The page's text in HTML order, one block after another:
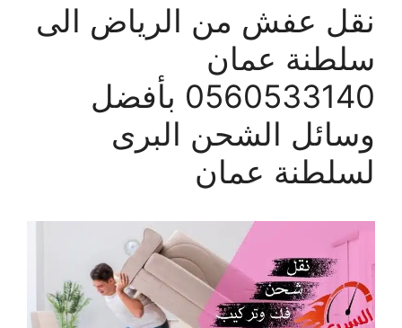
نقل عفش من الرياض الى
سلطنة عمان
0560533140 بأفضل
وسائل الشحن البرى
لسلطنة عمان